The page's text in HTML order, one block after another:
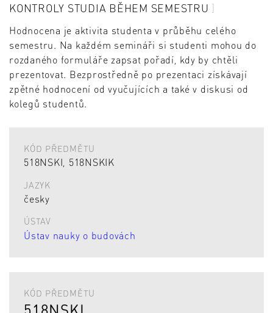
KONTROLY STUDIA BĚHEM SEMESTRU
Hodnocena je aktivita studenta v průběhu celého
semestru. Na každém semináři si studenti mohou do
rozdaného formuláře zapsat pořadí, kdy by chtěli
prezentovat. Bezprostředně po prezentaci získávají
zpětné hodnocení od vyučujících a také v diskusi od
kolegů studentů.
KÓD PŘEDMĚTU
518NSKI, 518NSKIK
JAZYK
česky
ÚSTAV
Ústav nauky o budovách
KÓD PŘEDMĚTU